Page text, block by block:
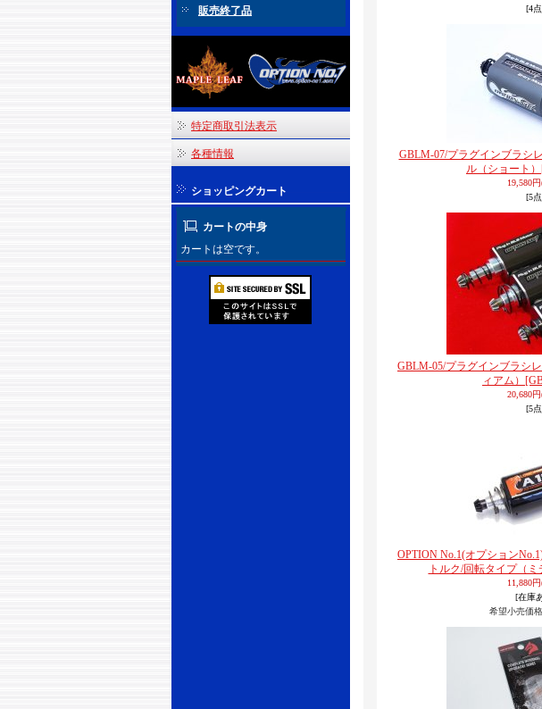
販売終了品
特定商取引法表示
各種情報
ショッピングカート
カートの中身
カートは空です。
[4
GBLM-07/プラグインブラシ
ル（ショート）
19,580円
[5
GBLM-05/プラグインブラシ
ィアム）
20,680円
[5
OPTION No.1(オプション
トルク/回転タイプ（ミ
11,880円
[在庫
希望小売価格